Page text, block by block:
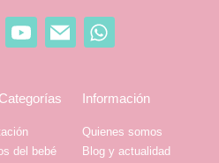
del bebé
Información
Quienes somos
Blog y actualidad